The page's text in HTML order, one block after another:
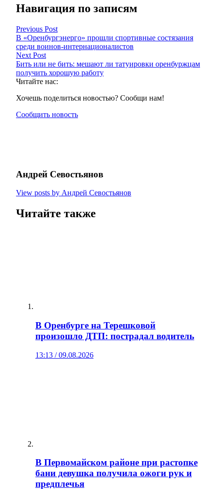
Навигация по записям
Previous Post
В «Оренбургэнерго» прошли спортивные состязания
среди воинов-интернационалистов
Next Post
Бить или не бить: мешают ли татуировки оренбуржцам
получить хорошую работу
Читайте нас:
Хочешь поделиться новостью? Сообщи нам!
Сообщить новость
Андрей Севостьянов
View posts by Андрей Севостьянов
Читайте также
В Оренбурге на Терешковой
произошло ДТП: пострадал водитель
13:13 / 09.08.2026
В Первомайском районе при растопке
бани девушка получила ожоги рук и
предплечья